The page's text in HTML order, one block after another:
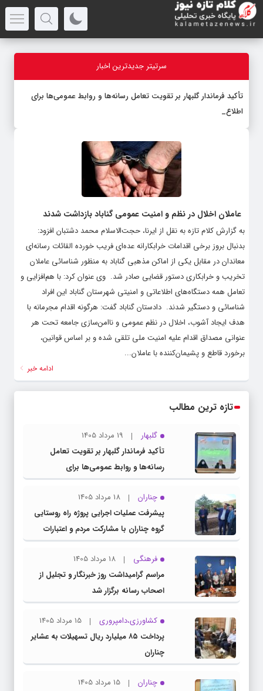
سرتیتر جدیدترین اخبار
تأکید فرماندار گلبهار بر تقویت تعامل رسانه‌ها و روابط عمومی‌ها برای
اطلاع‌رسان
عاملان اخلال در نظم و امنیت عمومی گناباد بازداشت شدند
به گزارش کلام تازه به نقل از ایرنا، حجت‌الاسلام محمد دشتبان افزود:
بدنبال بروز برخی اقدامات خرابکارانه عده‌ای فریب خورده القائات رسانه‌ای
معاندان در مقابل یکی از اماکن مذهبی گناباد به منظور شناسائی عاملان
تخریب و خرابکاری دستور قضایی صادر شد. ‌ وی عنوان کرد: با هم‌افزایی و
تعامل همه دستگاه‌های اطلاعاتی و امنیتی شهرستان گناباد این افراد
شناسائی و دستگیر شدند. ‌ دادستان گناباد گفت: هرگونه اقدام مجرمانه با
هدف ایجاد آشوب، اخلال در نظم عمومی و ناامن‌سازی جامعه تحت هر
عنوانی مصداق اقدام علیه امنیت ملی تلقی شده و بر اساس قوانین،
برخورد قاطع و پشیمان‌کننده با عاملان...
ادامه خبر
تازه ترین مطالب
گلبهار
19 مرداد 1405
تأکید فرماندار گلبهار بر تقویت تعامل
رسانه‌ها و روابط عمومی‌ها برای
اطلاع‌رسانی شفاف
چناران
18 مرداد 1405
پیشرفت عملیات اجرایی پروژه راه روستایی
گروه چناران با مشارکت مردم و اعتبارات
دولتی
فرهنگی
18 مرداد 1405
مراسم گرامیداشت روز خبرنگار و تجلیل از
اصحاب رسانه برگزار شد
کشاورزی،دامپروری
15 مرداد 1405
پرداخت ۸۵ میلیارد ریال تسهیلات به عشایر
چناران
چناران
15 مرداد 1405